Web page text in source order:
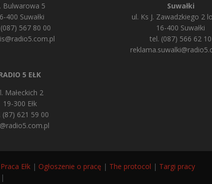
Bulwarowa 5
400 Suwałki
567 80 00
5 EŁK
Małeckich 2
19-300 Ełk
(87) 621 59 00
Suwałki
ul. Ks J. Zawadzkiego 2
16-400 Suwałki
tel. (087) 566 62 10
Praca Ełk | Ogłoszenie o pracę | The protocol | Targi pracy
|